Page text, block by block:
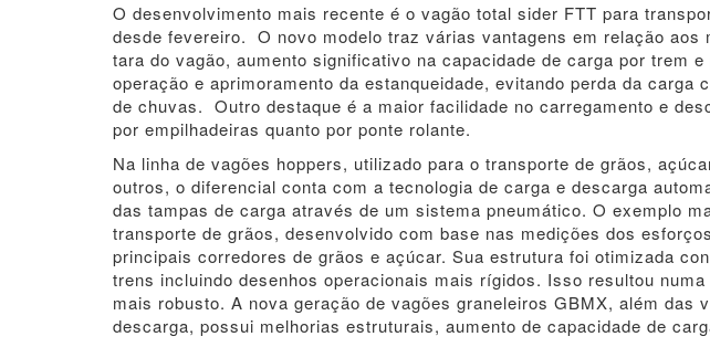
O desenvolvimento mais recente é o vagão total sider FTT para
desde fevereiro. O novo modelo traz várias vantagens em relação aos
tara do vagão, aumento significativo na capacidade de carga por trem
operação e aprimoramento da estanqueidade, evitando perda da carga
de chuvas. Outro destaque é a maior facilidade no carregamento e
por empilhadeiras quanto por ponte rolante.
Na linha de vagões hoppers, utilizado para o transporte de grãos,
outros, o diferencial conta com a tecnologia de carga e descarga
das tampas de carga através de um sistema pneumático. O exemplo
transporte de grãos, desenvolvido com base nas medições dos
principais corredores de grãos e açúcar. Sua estrutura foi otimizada
trens incluindo desenhos operacionais mais rígidos. Isso resultou
mais robusto. A nova geração de vagões graneleiros GBMX, além das
descarga, possui melhorias estruturais, aumento de capacidade de